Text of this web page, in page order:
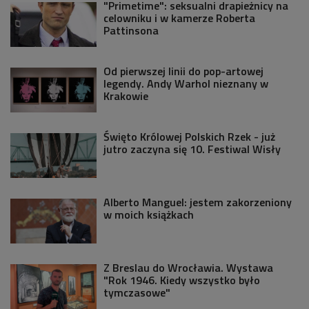
"Primetime": seksualni drapieżnicy na
celowniku i w kamerze Roberta
Pattinsona
Od pierwszej linii do pop-artowej
legendy. Andy Warhol nieznany w
Krakowie
Święto Królowej Polskich Rzek - już
jutro zaczyna się 10. Festiwal Wisły
Alberto Manguel: jestem zakorzeniony
w moich książkach
Z Breslau do Wrocławia. Wystawa
"Rok 1946. Kiedy wszystko było
tymczasowe"